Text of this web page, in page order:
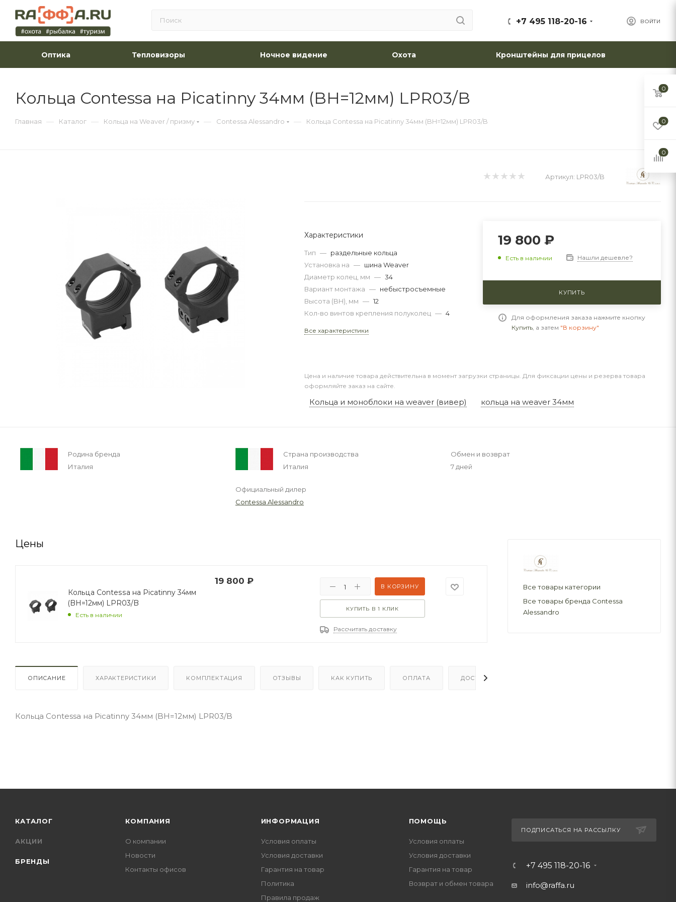
ВОЙТИ
+7 495 118-20-16
Оптика Тепловизоры Ночное видение Охота Кронштейны для прицелов
Кольца Contessa на Picatinny 34мм (BH=12мм) LPR03/B
Главная — Каталог — Кольца на Weaver / призму — Contessa Alessandro — Кольца Contessa на Picatinny 34мм (BH=12мм) LPR03/B
Артикул: LPR03/B
Характеристики
Тип — раздельные кольца
Установка на — шина Weaver
Диаметр колец, мм — 34
Вариант монтажа — небыстросъемные
Высота (BH), мм — 12
Кол-во винтов крепления полуколец — 4
Все характеристики
19 800 ₽
Есть в наличии Нашли дешевле?
КУПИТЬ
Для оформления заказа нажмите кнопку
Купить, а затем "В корзину"
Цена и наличие товара действительна в момент загрузки страницы. Для фиксации цены и резерва товара
оформляйте заказ на сайте.
Кольца и моноблоки на weaver (вивер) кольца на weaver 34мм
Родина бренда
Италия
Страна производства
Италия
Обмен и возврат
7 дней
Официальный дилер
Contessa Alessandro
Цены
Кольца Contessa на Picatinny 34мм
(BH=12мм) LPR03/B
Есть в наличии
19 800 ₽
В КОРЗИНУ
КУПИТЬ В 1 КЛИК
Рассчитать доставку
ОПИСАНИЕ ХАРАКТЕРИСТИКИ КОМПЛЕКТАЦИЯ ОТЗЫВЫ КАК КУПИТЬ ОПЛАТА ДОСТАВКА
Кольца Contessa на Picatinny 34мм (BH=12мм) LPR03/B
Все товары категории
Все товары бренда Contessa
Alessandro
КАТАЛОГ
АКЦИИ
БРЕНДЫ
КОМПАНИЯ
О компании
Новости
Контакты офисов
ИНФОРМАЦИЯ
Условия оплаты
Условия доставки
Гарантия на товар
Политика
Правила продаж
ПОМОЩЬ
Условия оплаты
Условия доставки
Гарантия на товар
Возврат и обмен товара
ПОДПИСАТЬСЯ НА РАССЫЛКУ
+7 495 118-20-16
info@raffa.ru
0
0
0